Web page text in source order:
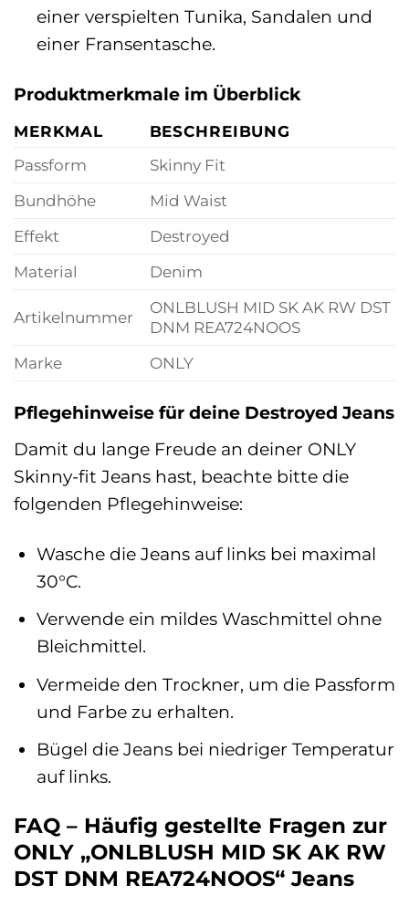
einer verspielten Tunika, Sandalen und
einer Fransentasche.
Produktmerkmale im Überblick
MERKMAL
BESCHREIBUNG
Passform
Skinny Fit
Bundhöhe
Mid Waist
Effekt
Destroyed
Material
Denim
Artikelnummer
ONLBLUSH MID SK AK RW DST
DNM REA724NOOS
Marke
ONLY
Pflegehinweise für deine Destroyed Jeans
Damit du lange Freude an deiner ONLY
Skinny-fit Jeans hast, beachte bitte die
folgenden Pflegehinweise:
Wasche die Jeans auf links bei maximal
30°C.
Verwende ein mildes Waschmittel ohne
Bleichmittel.
Vermeide den Trockner, um die Passform
und Farbe zu erhalten.
Bügel die Jeans bei niedriger Temperatur
auf links.
FAQ – Häufig gestellte Fragen zur
ONLY „ONLBLUSH MID SK AK RW
DST DNM REA724NOOS“ Jeans